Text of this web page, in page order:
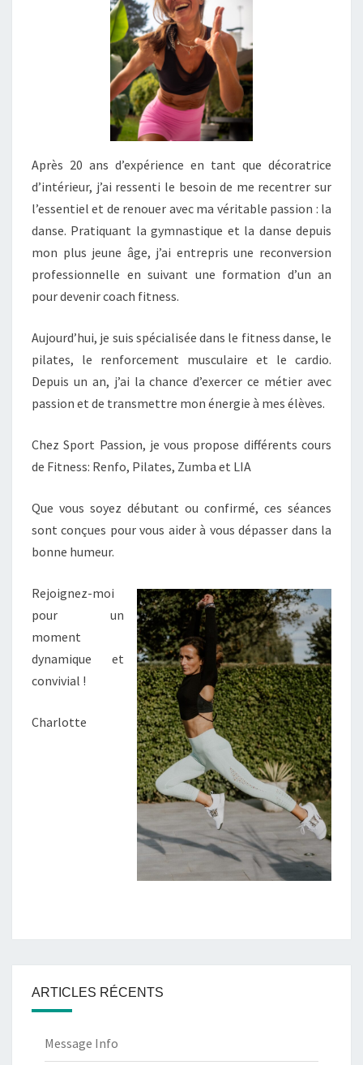
Après 20 ans d’expérience en tant que décoratrice
d’intérieur, j’ai ressenti le besoin de me recentrer sur
l’essentiel et de renouer avec ma véritable passion : la
danse. Pratiquant la gymnastique et la danse depuis
mon plus jeune âge, j’ai entrepris une reconversion
professionnelle en suivant une formation d’un an
pour devenir coach fitness.
Aujourd’hui, je suis spécialisée dans le fitness danse, le
pilates, le renforcement musculaire et le cardio.
Depuis un an, j’ai la chance d’exercer ce métier avec
passion et de transmettre mon énergie à mes élèves.
Chez Sport Passion, je vous propose différents cours
de Fitness: Renfo, Pilates, Zumba et LIA
Que vous soyez débutant ou confirmé, ces séances
sont conçues pour vous aider à vous dépasser dans la
bonne humeur.
Rejoignez-moi
pour un
moment
dynamique et
convivial !
Charlotte
ARTICLES RÉCENTS
Message Info